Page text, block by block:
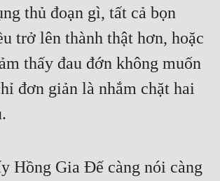
thủ đoạn gì, tất cả bọn
trở lên thành thật hơn, hoặc
thấy đau đớn không muốn
đơn giản là nhắm chặt hai
Hồng Gia Đế càng nói càng